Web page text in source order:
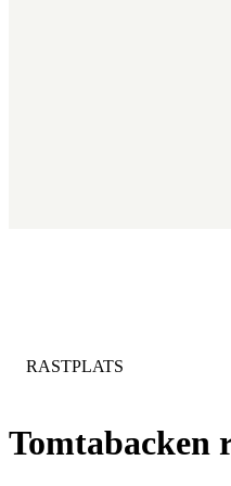
Tomtabacken
KATEGORI:
RASTPLATS